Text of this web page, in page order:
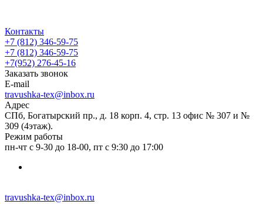
Контакты
+7 (812) 346-59-75
+7 (812) 346-59-75
+7(952) 276-45-16
Заказать звонок
E-mail
travushka-tex@inbox.ru
Адрес
СПб, Богатырский пр., д. 18 корп. 4, стр. 13 офис № 307 и №
309 (4этаж).
Режим работы
пн-чт с 9-30 до 18-00, пт с 9:30 до 17:00
travushka-tex@inbox.ru